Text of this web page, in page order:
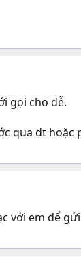
gọi cho dễ.
qua dt hoặc
với em để